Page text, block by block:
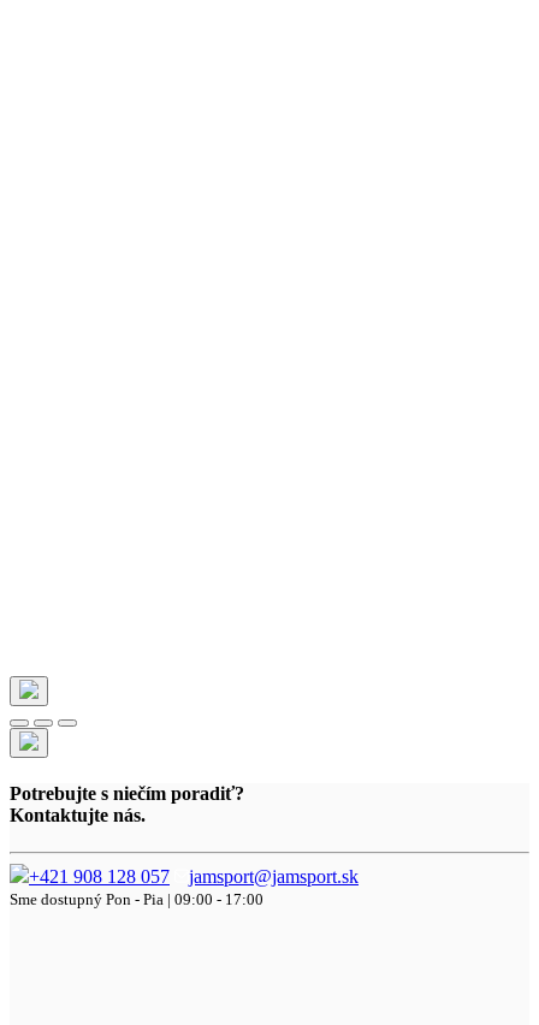
Potrebujte s niečím poradiť?
Kontaktujte nás.
+421 908 128 057 jamsport@jamsport.sk
Sme dostupný Pon - Pia | 09:00 - 17:00